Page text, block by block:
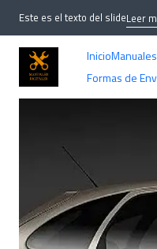
Inicio
Formas de
Este es el texto del slideLeer